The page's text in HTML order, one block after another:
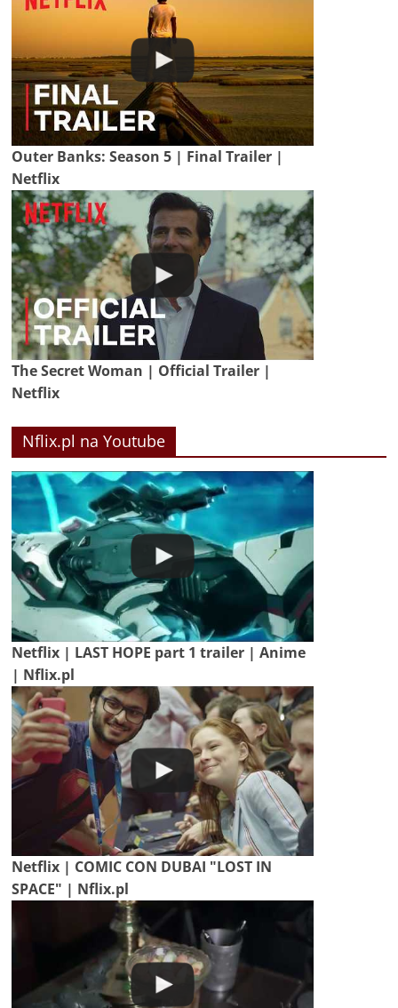
Outer Banks: Season 5 | Final Trailer |
Netflix
The Secret Woman | Official Trailer |
Netflix
Nflix.pl na Youtube
Netflix | LAST HOPE part 1 trailer | Anime
| Nflix.pl
Netflix | COMIC CON DUBAI "LOST IN
SPACE" | Nflix.pl